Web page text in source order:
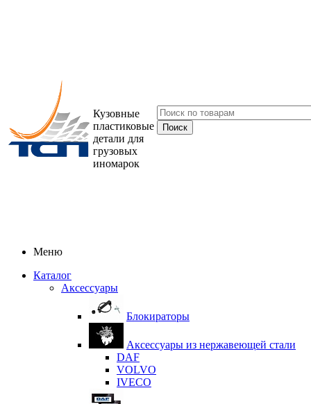
Кузовные
пластиковые
детали для
грузовых
иномарок
Меню
Каталог
Аксессуары
Блокираторы
Аксессуары из нержавеющей стали
DAF
VOLVO
IVECO